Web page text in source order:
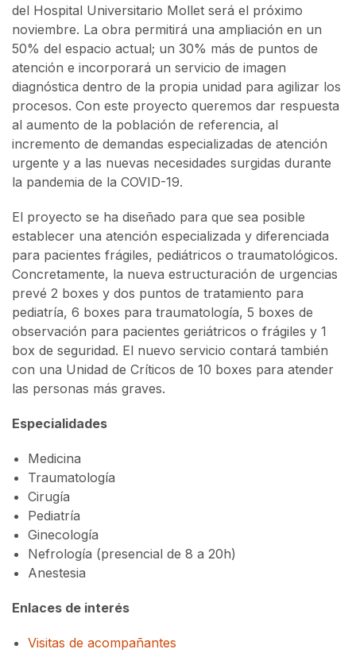
del Hospital Universitario Mollet será el próximo
noviembre. La obra permitirá una ampliación en un
50% del espacio actual; un 30% más de puntos de
atención e incorporará un servicio de imagen
diagnóstica dentro de la propia unidad para agilizar los
procesos. Con este proyecto queremos dar respuesta
al aumento de la población de referencia, al
incremento de demandas especializadas de atención
urgente y a las nuevas necesidades surgidas durante
la pandemia de la COVID-19.
El proyecto se ha diseñado para que sea posible
establecer una atención especializada y diferenciada
para pacientes frágiles, pediátricos o traumatológicos.
Concretamente, la nueva estructuración de urgencias
prevé 2 boxes y dos puntos de tratamiento para
pediatría, 6 boxes para traumatología, 5 boxes de
observación para pacientes geriátricos o frágiles y 1
box de seguridad. El nuevo servicio contará también
con una Unidad de Críticos de 10 boxes para atender
las personas más graves.
Especialidades
Medicina
Traumatología
Cirugía
Pediatría
Ginecología
Nefrología (presencial de 8 a 20h)
Anestesia
Enlaces de interés
Visitas de acompañantes